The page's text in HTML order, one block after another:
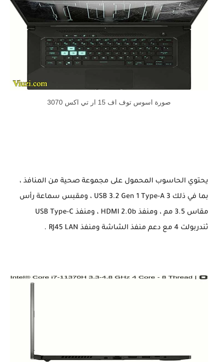
صورة اسوس توف اف 15 ار تي اكس 3070
يحتوي الحاسوب المحمول على مجموعة صحية من المنافذ ،
بما في ذلك 3 USB 3.2 Gen 1 Type-A ، ومقبس سماعة رأس
مقاس 3.5 مم ، ومنفذ HDMI 2.0b ، ومنفذ USB Type-C
ثندربولت 4 مع دعم منفذ الشاشة ومنفذ RJ45 LAN .